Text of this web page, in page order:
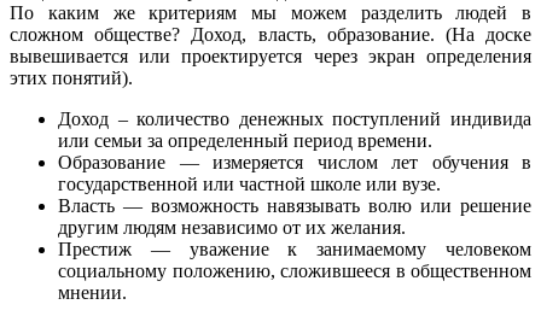
По каким же критериям мы можем разделить людей в
сложном обществе? Доход, власть, образование. (На доске
вывешивается или проектируется через экран определения
этих понятий).
Доход – количество денежных поступлений индивида
или семьи за определенный период времени.
Образование — измеряется числом лет обучения в
государственной или частной школе или вузе.
Власть — возможность навязывать волю или решение
другим людям независимо от их желания.
Престиж — уважение к занимаемому человеком
социальному положению, сложившееся в общественном
мнении.